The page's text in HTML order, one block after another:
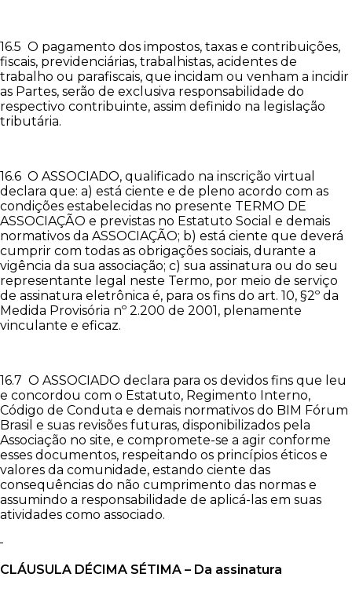
16.5 O pagamento dos impostos, taxas e contribuições,
fiscais, previdenciárias, trabalhistas, acidentes de
trabalho ou parafiscais, que incidam ou venham a incidir
as Partes, serão de exclusiva responsabilidade do
respectivo contribuinte, assim definido na legislação
tributária.
16.6 O ASSOCIADO, qualificado na inscrição virtual
declara que: a) está ciente e de pleno acordo com as
condições estabelecidas no presente TERMO DE
ASSOCIAÇÃO e previstas no Estatuto Social e demais
normativos da ASSOCIAÇÃO; b) está ciente que deverá
cumprir com todas as obrigações sociais, durante a
vigência da sua associação; c) sua assinatura ou do seu
representante legal neste Termo, por meio de serviço
de assinatura eletrônica é, para os fins do art. 10, §2º da
Medida Provisória nº 2.200 de 2001, plenamente
vinculante e eficaz.
16.7 O ASSOCIADO declara para os devidos fins que leu
e concordou com o Estatuto, Regimento Interno,
Código de Conduta e demais normativos do BIM Fórum
Brasil e suas revisões futuras, disponibilizados pela
Associação no site, e compromete-se a agir conforme
esses documentos, respeitando os princípios éticos e
valores da comunidade, estando ciente das
consequências do não cumprimento das normas e
assumindo a responsabilidade de aplicá-las em suas
atividades como associado.
CLÁUSULA DÉCIMA SÉTIMA – Da assinatura